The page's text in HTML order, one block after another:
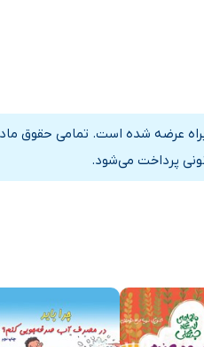
عرضه شده است. تمامی حقوق
پرداخت می‌شود.